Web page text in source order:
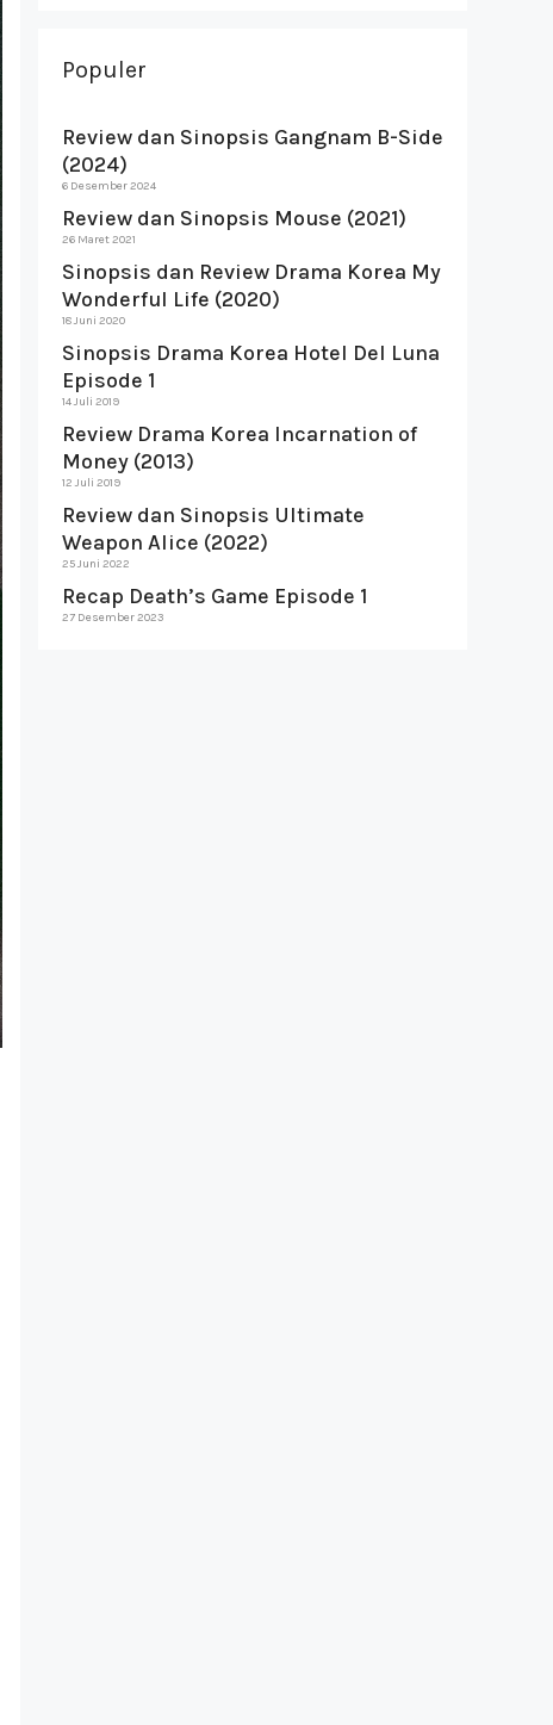
Populer
Review dan Sinopsis Gangnam B-Side
(2024)
6 Desember 2024
Review dan Sinopsis Mouse (2021)
26 Maret 2021
Sinopsis dan Review Drama Korea My
Wonderful Life (2020)
18 Juni 2020
Sinopsis Drama Korea Hotel Del Luna
Episode 1
14 Juli 2019
Review Drama Korea Incarnation of
Money (2013)
12 Juli 2019
Review dan Sinopsis Ultimate
Weapon Alice (2022)
25 Juni 2022
Recap Death’s Game Episode 1
27 Desember 2023